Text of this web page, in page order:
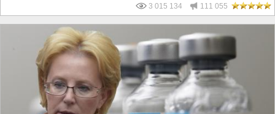
3 015 134 111 055